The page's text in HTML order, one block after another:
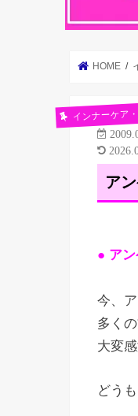
HOME
インナーケア
ア
● ア
今、
多く
大変
どう